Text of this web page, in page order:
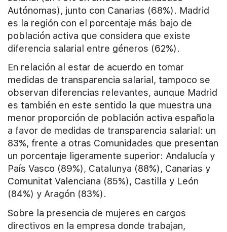
Autónomas), junto con Canarias (68%). Madrid
es la región con el porcentaje más bajo de
población activa que considera que existe
diferencia salarial entre géneros (62%).
En relación al estar de acuerdo en tomar
medidas de transparencia salarial, tampoco se
observan diferencias relevantes, aunque Madrid
es también en este sentido la que muestra una
menor proporción de población activa española
a favor de medidas de transparencia salarial: un
83%, frente a otras Comunidades que presentan
un porcentaje ligeramente superior: Andalucía y
País Vasco (89%), Catalunya (88%), Canarias y
Comunitat Valenciana (85%), Castilla y León
(84%) y Aragón (83%).
Sobre la presencia de mujeres en cargos
directivos en la empresa donde trabajan,